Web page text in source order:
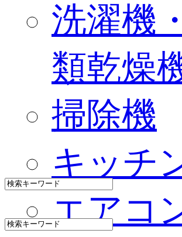
洗濯機
類乾燥
掃除機
キッチ
エアコ